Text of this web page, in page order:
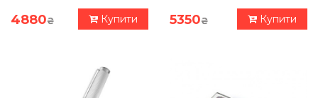
4880₴ Купити 5350₴ Купити